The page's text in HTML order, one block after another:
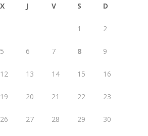
X J V S D
1 2
5 6 7 8 9
12 13 14 15 16
19 20 21 22 23
26 27 28 29 30